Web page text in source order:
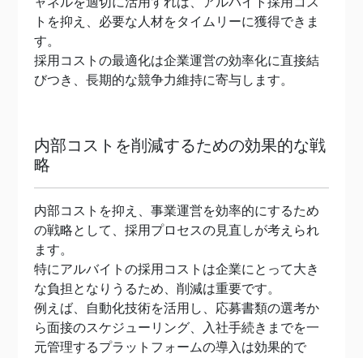
トを抑え、必要な人材をタイムリーに獲得できま
す。
採用コストの最適化は企業運営の効率化に直接結
びつき、長期的な競争力維持に寄与します。
内部コストを削減するための効果的な戦
略
内部コストを抑え、事業運営を効率的にするため
の戦略として、採用プロセスの見直しが考えられ
ます。
特にアルバイトの採用コストは企業にとって大き
な負担となりうるため、削減は重要です。
例えば、自動化技術を活用し、応募書類の選考か
ら面接のスケジューリング、入社手続きまでを一
元管理するプラットフォームの導入は効果的で